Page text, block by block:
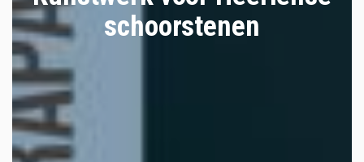
schoorstenen